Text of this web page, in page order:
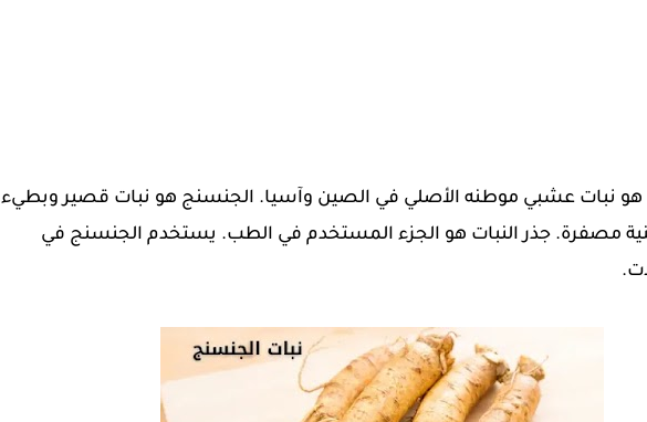
هو نبات عشبي موطنه الأصلي في الصين وآسيا. الجنسنج هو نبات قصير وبطيء
بنية مصفرة. جذر النبات هو الجزء المستخدم في الطب. يستخدم الجنسنج في